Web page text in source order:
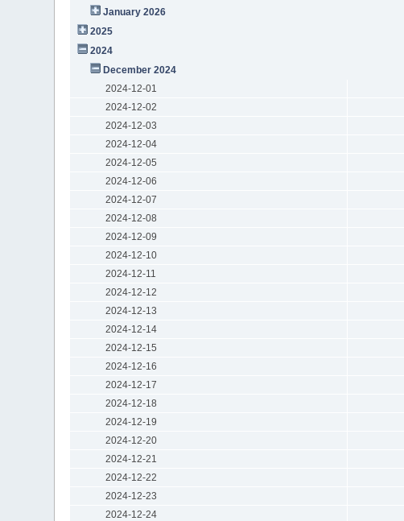
January 2026
2025
2024
December 2024
2024-12-01
2024-12-02
2024-12-03
2024-12-04
2024-12-05
2024-12-06
2024-12-07
2024-12-08
2024-12-09
2024-12-10
2024-12-11
2024-12-12
2024-12-13
2024-12-14
2024-12-15
2024-12-16
2024-12-17
2024-12-18
2024-12-19
2024-12-20
2024-12-21
2024-12-22
2024-12-23
2024-12-24